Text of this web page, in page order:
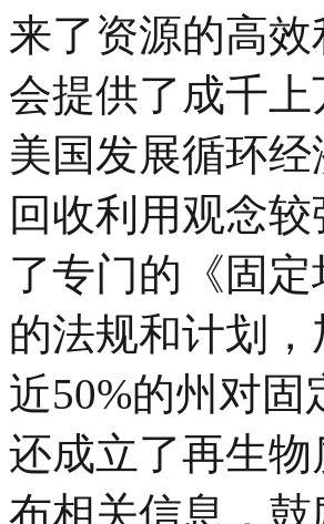
来了资源的高
会提供了成千
美国发展循环
回收利用观念
了专门的《固
的法规和计划
近50%的州对
还成立了再生
布相关信息，